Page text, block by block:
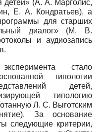
(А. А. Марголис,
Е. А. Кондратьев), а
для старших
диалог» (М. В.
и аудиозапись
стало
типологии
детей,
типологию
Л. С. Выготским
За основание
следующие критерии,